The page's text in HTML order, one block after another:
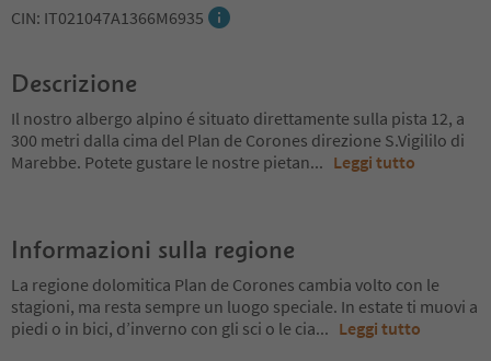
CIN: IT021047A1366M6935
Descrizione
Il nostro albergo alpino é situato direttamente sulla pista 12, a
300 metri dalla cima del Plan de Corones direzione S.Vigililo di
Marebbe. Potete gustare le nostre pietan... Leggi tutto
Informazioni sulla regione
La regione dolomitica Plan de Corones cambia volto con le
stagioni, ma resta sempre un luogo speciale. In estate ti muovi a
piedi o in bici, d’inverno con gli sci o le cia... Leggi tutto